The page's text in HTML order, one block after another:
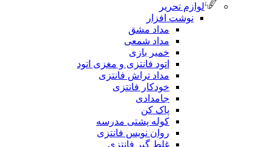
لوازم تحریر
نوشت افزار
مداد مشق
مداد شمعی
خمیر بازی
اتود فانتزی و مغزی اتود
مداد تراش فانتزی
خودکار فانتزی
جامدادی
پاک کن
کوله پشتی مدرسه
روان نویس فانتزی
غلط گیر فانتزی